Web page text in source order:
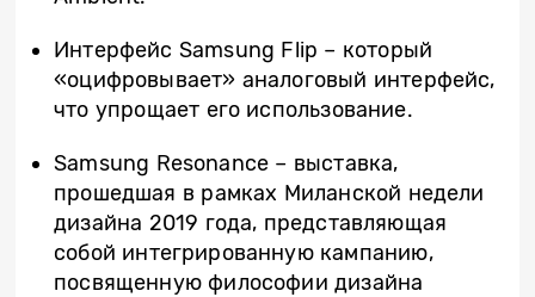
Интерфейс Samsung Flip – который
«оцифровывает» аналоговый интерфейс,
что упрощает его использование.
Samsung Resonance – выставка,
прошедшая в рамках Миланской недели
дизайна 2019 года, представляющая
собой интегрированную кампанию,
посвященную философии дизайна